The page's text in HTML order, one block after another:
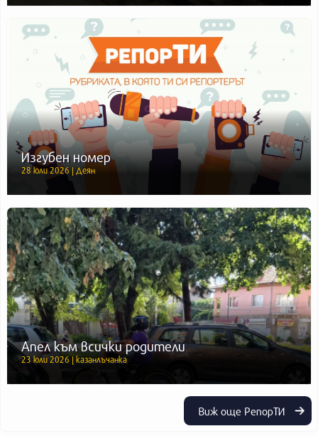
Изгубен номер
28 юли 2026 | Деян
Апел към всички родители
23 юли 2026 | казанлъчанка
Виж още РепорТИ